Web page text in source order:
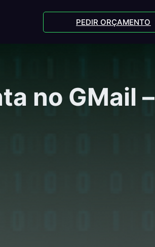
PEDIR ORÇAMENTO
no GMail –